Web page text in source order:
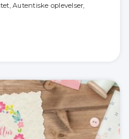
Autentiske oplevelser,